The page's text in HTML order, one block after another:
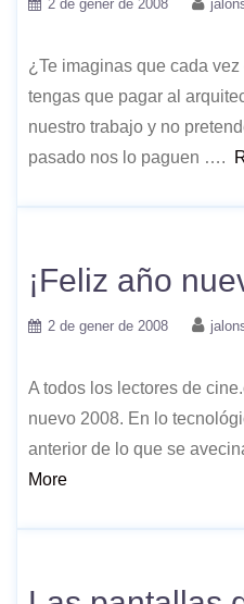
2 de gener de 2008
¿Te imaginas que cada
tengas que pagar al
nuestro trabajo y no
pasado nos lo paguen ….
¡Feliz año
2 de gener de 2008
A todos los lectores de
nuevo 2008. En lo
anterior de lo que se
More